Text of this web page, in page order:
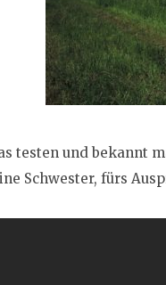
testen und bekannt
Schwester, fürs